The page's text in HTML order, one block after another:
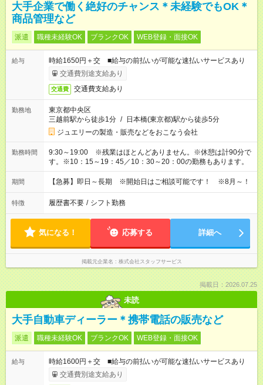
大手企業で働く絶好のチャンス＊未経験でもOK＊
商品管理など
派遣 職種未経験OK ブランクOK WEB登録・面接OK
給与
時給1650円＋交 ■給与の前払いが可能な速払いサービスあり
交通費別途支給あり
交通費 交通費支給あり
勤務地
東京都中央区
三越前駅から徒歩1分 / 日本橋(東京都)駅から徒歩5分
ジュエリーの製造・販売などをおこなう会社
勤務時間
9:30～19:00 ※残業はほとんどありません。※休憩は計90分で
す。※10：15～19：45／10：30～20：00の勤務もあります。
期間 【急募】即日～長期 ※開始日はご相談可能です！ ※8月～！
特徴 履歴書不要 / シフト勤務
気になる！ 応募する 詳細へ
掲載元企業名 株式会社スタッフサービス
掲載日：2026.07.25
未読
大手自動車ディーラー＊携帯電話の販売など
派遣 職種未経験OK ブランクOK WEB登録・面接OK
給与
時給1600円＋交 ■給与の前払いが可能な速払いサービスあり
交通費別途支給あり